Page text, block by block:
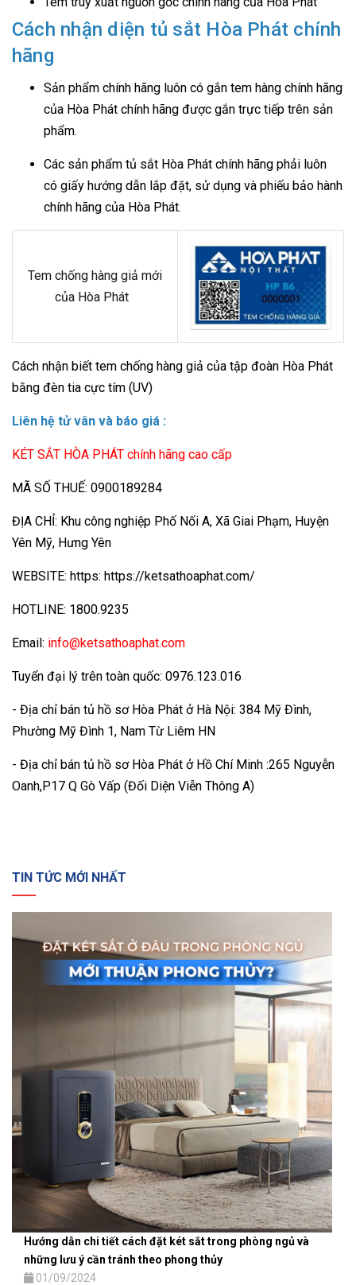
Cách nhận diện tủ sắt Hòa Phát chính
hãng
Sản phẩm chính hãng luôn có gắn tem hàng chính hãng
của Hòa Phát chính hãng được gắn trực tiếp trên sản
phẩm.
Các sản phẩm tủ sắt Hòa Phát chính hãng phải luôn
có giấy hướng dẫn lắp đặt, sử dụng và phiếu bảo hành
chính hãng của Hòa Phát.
Tem chống hàng giả mới
của Hòa Phát
Cách nhận biết tem chống hàng giả của tập đoàn Hòa Phát
bằng đèn tia cực tím (UV)
Liên hệ tử vân và báo giá :
KÉT SẮT HÒA PHÁT chính hãng cao cấp
MÃ SỐ THUẾ: 0900189284
ĐỊA CHỈ: Khu công nghiệp Phố Nối A, Xã Giai Phạm, Huyện
Yên Mỹ, Hưng Yên
WEBSITE: https: https://ketsathoaphat.com/
HOTLINE: 1800.9235
Email: info@ketsathoaphat.com
Tuyển đại lý trên toàn quốc: 0976.123.016
- Địa chỉ bán tủ hồ sơ Hòa Phát ở Hà Nội: 384 Mỹ Đình,
Phường Mỹ Đình 1, Nam Từ Liêm HN
- Địa chỉ bán tủ hồ sơ Hòa Phát ở Hồ Chí Minh :265 Nguyễn
Oanh,P17 Q Gò Vấp (Đối Diện Viễn Thông A)
TIN TỨC MỚI NHẤT
Hướng dẫn chi tiết cách đặt két sắt trong phòng ngủ và
những lưu ý cần tránh theo phong thủy
01/09/2024